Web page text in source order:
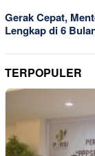
Gerak Cepat,
Lengkap di 6
TERPOPULER